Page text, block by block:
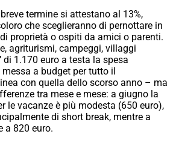
termine si attestano al 13%,
che sceglieranno di pernottare in
proprietà o ospiti da amici o parenti.
agriturismi, campeggi, villaggi
di 1.170 euro a testa la spesa
a budget per tutto il
con quella dello scorso anno – ma
tra mese e mese: a giugno la
le vacanze è più modesta (650 euro),
di short break, mentre a
a 820 euro.